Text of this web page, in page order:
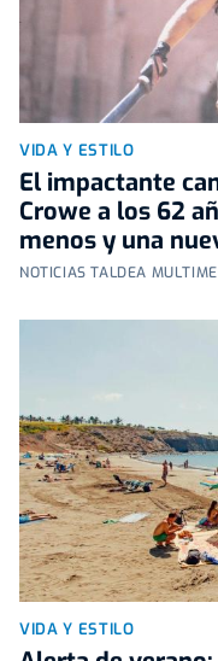
VIDA Y ESTILO
El impactante
Crowe a los 62
menos y una
NOTICIAS TALDEA
VIDA Y ESTILO